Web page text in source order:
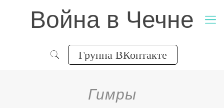
Война в Чечне
Группа ВКонтакте
Гимры